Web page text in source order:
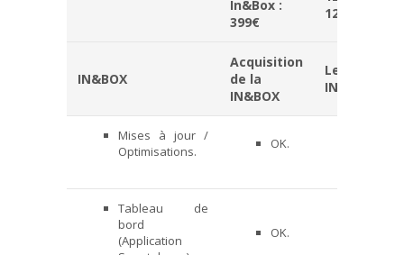
In&Box :
399€
120€/an
IN&BOX
Acquisition
de la
IN&BOX
Leasing de
IN&BOX
Mises à jour /
Optimisations.
OK.
Tableau de
bord
(Application
OK.